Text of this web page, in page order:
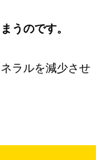
うのです。
ラルを減少させ